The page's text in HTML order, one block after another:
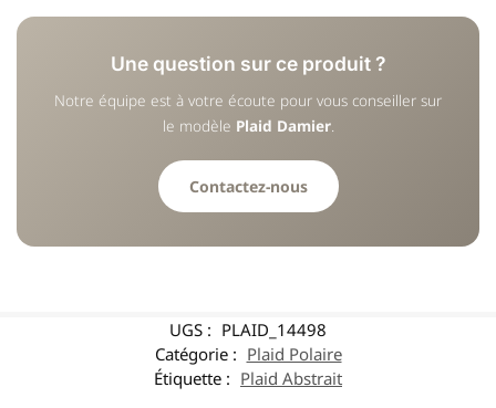
Une question sur ce produit ?
Notre équipe est à votre écoute pour vous conseiller sur
le modèle Plaid Damier.
Contactez-nous
UGS : PLAID_14498
Catégorie : Plaid Polaire
Étiquette : Plaid Abstrait